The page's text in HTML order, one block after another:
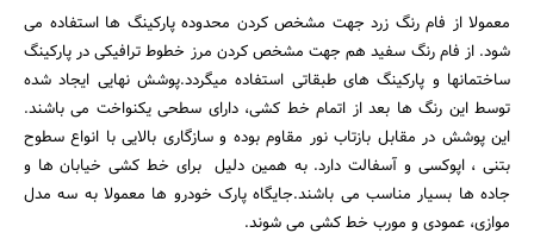
معمولا از فام رنگ زرد جهت مشخص کردن محدوده پارکینگ ها استفاده می
شود. از فام رنگ سفید هم جهت مشخص کردن مرز خطوط ترافیکی در پارکینگ
ساختمانها و پارکینگ های طبقاتی استفاده میگردد.پوشش نهایی ایجاد شده
توسط این رنگ ها بعد از اتمام خط کشی، دارای سطحی یکنواخت می باشند.
این پوشش در مقابل بازتاب نور مقاوم بوده و سازگاری بالایی با انواع سطوح
بتنی ، اپوکسی و آسفالت دارد. به همین دلیل برای خط کشی خیابان ها و
جاده ها بسیار مناسب می باشند.جایگاه پارک خودرو ها معمولا به سه مدل
موازی، عمودی و مورب خط کشی می شوند.